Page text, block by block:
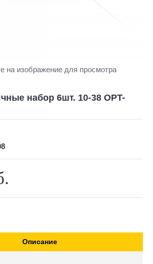
на изображение для просмотра
набор 6шт. 10-38 OPT-
Описание